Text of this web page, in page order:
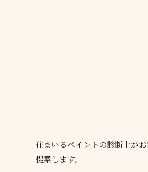
住まいるペイントの診断士が
提案します。